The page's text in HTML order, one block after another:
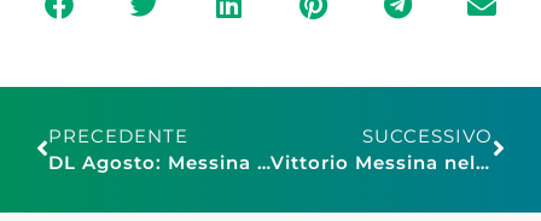
PRECEDENTE
DL Agosto: Messina – Assoturismo, “Passo indietro incomprensibile su locazioni brevi, Governo intervenga”
SUCCESSIVO
Vittorio Messina nel Comitato permanente di promozione del turismo in Italia